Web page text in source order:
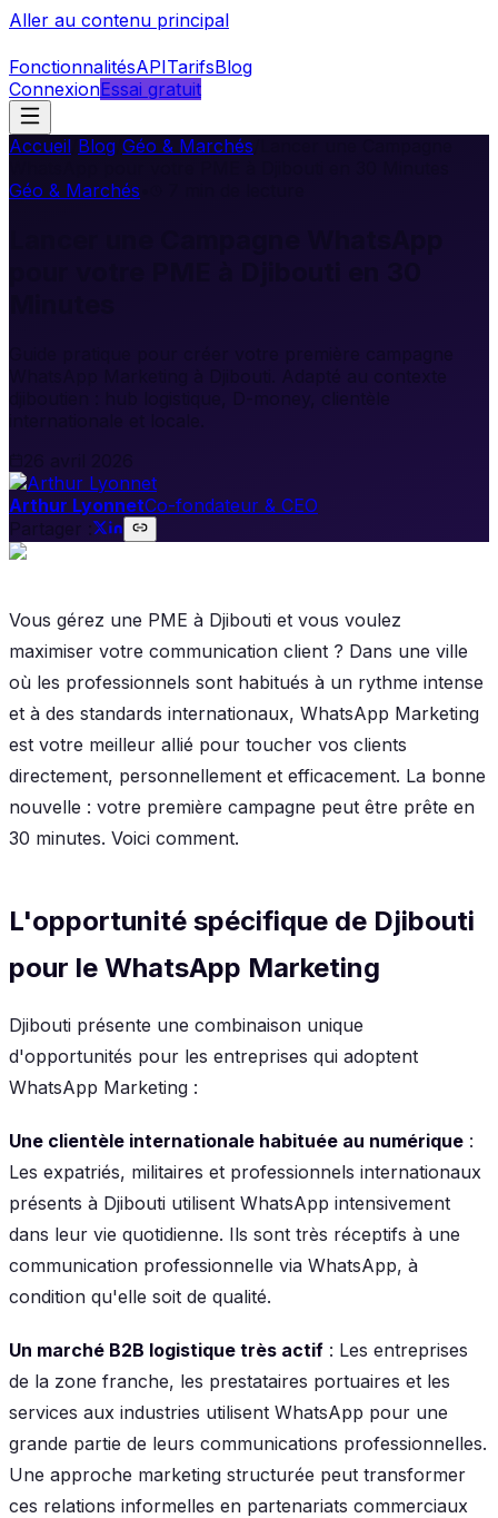
Aller au contenu principal
FonctionnalitésAPITarifsBlog
ConnexionEssai gratuit
Accueil Blog Géo & Marchés
Géo & Marchés
WhatsApp Marketing à Djibouti. Adapté au contexte
djiboutien : hub logistique, D-money, clientèle
Arthur LyonnetCo-fondateur & CEO
Partager :
Vous gérez une PME à Djibouti et vous voulez
maximiser votre communication client ? Dans une ville
où les professionnels sont habitués à un rythme intense
et à des standards internationaux, WhatsApp Marketing
est votre meilleur allié pour toucher vos clients
directement, personnellement et efficacement. La bonne
nouvelle : votre première campagne peut être prête en
30 minutes. Voici comment.
L'opportunité spécifique de Djibouti
pour le WhatsApp Marketing
Djibouti présente une combinaison unique
d'opportunités pour les entreprises qui adoptent
WhatsApp Marketing :
Une clientèle internationale habituée au numérique :
Les expatriés, militaires et professionnels internationaux
présents à Djibouti utilisent WhatsApp intensivement
dans leur vie quotidienne. Ils sont très réceptifs à une
communication professionnelle via WhatsApp, à
condition qu'elle soit de qualité.
Un marché B2B logistique très actif : Les entreprises
de la zone franche, les prestataires portuaires et les
services aux industries utilisent WhatsApp pour une
grande partie de leurs communications professionnelles.
Une approche marketing structurée peut transformer
ces relations informelles en partenariats commerciaux